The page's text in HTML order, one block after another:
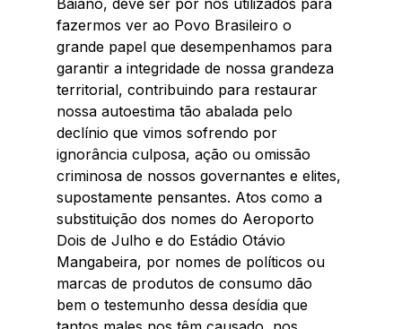
fazermos ver ao Povo Brasileiro o
grande papel que desempenhamos para
garantir a integridade de nossa grandeza
territorial, contribuindo para restaurar
nossa autoestima tão abalada pelo
declínio que vimos sofrendo por
ignorância culposa, ação ou omissão
criminosa de nossos governantes e elites,
supostamente pensantes. Atos como a
substituição dos nomes do Aeroporto
Dois de Julho e do Estádio Otávio
Mangabeira, por nomes de políticos ou
marcas de produtos de consumo dão
bem o testemunho dessa desídia que